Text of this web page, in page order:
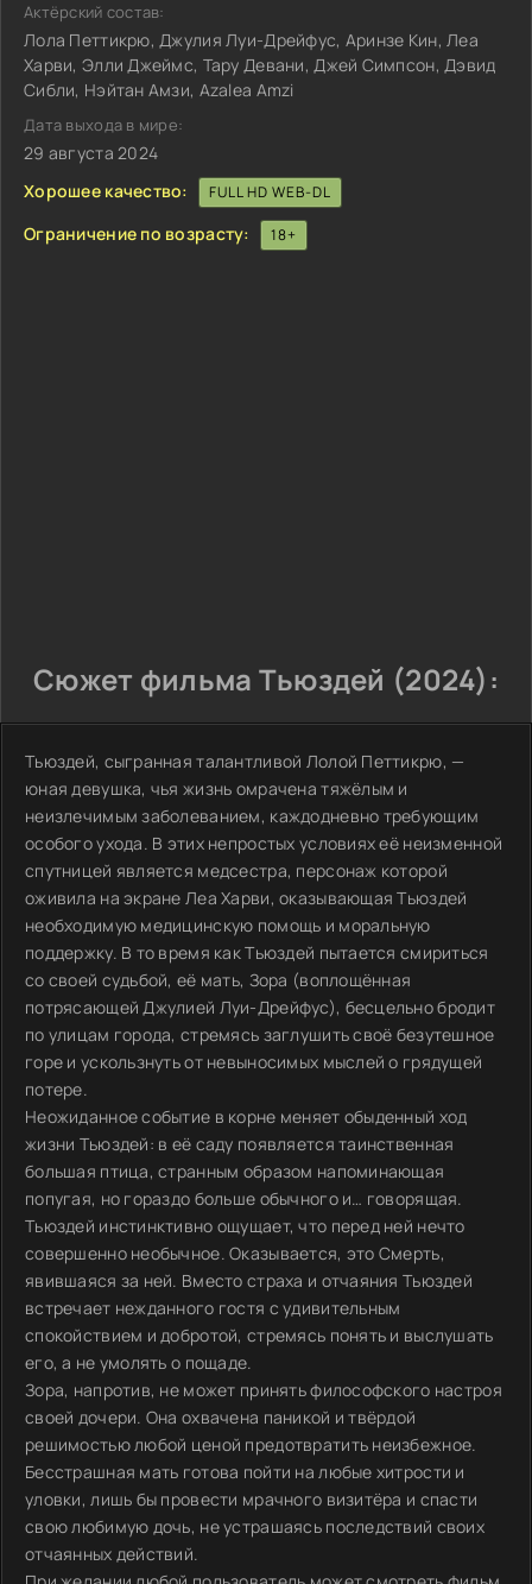
Актёрский состав:
Лола Петтикрю, Джулия Луи-Дрейфус, Аринзе Кин, Леа
Харви, Элли Джеймс, Тару Девани, Джей Симпсон, Дэвид
Сибли, Нэйтан Амзи, Azalea Amzi
Дата выхода в мире:
29 августа 2024
Хорошее качество:
FULL HD WEB-DL
Ограничение по возрасту: 18+
Сюжет фильма Тьюздей (2024):
Тьюздей, сыгранная талантливой Лолой Петтикрю, —
юная девушка, чья жизнь омрачена тяжёлым и
неизлечимым заболеванием, каждодневно требующим
особого ухода. В этих непростых условиях её неизменной
спутницей является медсестра, персонаж которой
оживила на экране Леа Харви, оказывающая Тьюздей
необходимую медицинскую помощь и моральную
поддержку. В то время как Тьюздей пытается смириться
со своей судьбой, её мать, Зора (воплощённая
потрясающей Джулией Луи-Дрейфус), бесцельно бродит
по улицам города, стремясь заглушить своё безутешное
горе и ускользнуть от невыносимых мыслей о грядущей
потере.
Неожиданное событие в корне меняет обыденный ход
жизни Тьюздей: в её саду появляется таинственная
большая птица, странным образом напоминающая
попугая, но гораздо больше обычного и… говорящая.
Тьюздей инстинктивно ощущает, что перед ней нечто
совершенно необычное. Оказывается, это Смерть,
явившаяся за ней. Вместо страха и отчаяния Тьюздей
встречает нежданного гостя с удивительным
спокойствием и добротой, стремясь понять и выслушать
его, а не умолять о пощаде.
Зора, напротив, не может принять философского настроя
своей дочери. Она охвачена паникой и твёрдой
решимостью любой ценой предотвратить неизбежное.
Бесстрашная мать готова пойти на любые хитрости и
уловки, лишь бы провести мрачного визитёра и спасти
свою любимую дочь, не устрашаясь последствий своих
отчаянных действий.